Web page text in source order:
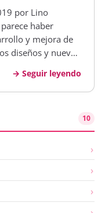
por Lino
haber
y mejora de
diseños y nuevas
No voy a
Seguir leyendo
10